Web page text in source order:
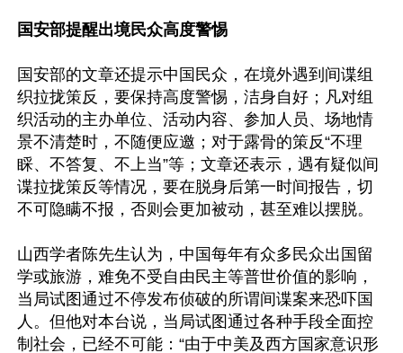
国安部提醒出境民众高度警惕
国安部的文章还提示中国民众，在境外遇到间谍组
织拉拢策反，要保持高度警惕，洁身自好；凡对组
织活动的主办单位、活动内容、参加人员、场地情
景不清楚时，不随便应邀；对于露骨的策反“不理
睬、不答复、不上当”等；文章还表示，遇有疑似间
谍拉拢策反等情况，要在脱身后第一时间报告，切
不可隐瞒不报，否则会更加被动，甚至难以摆脱。
山西学者陈先生认为，中国每年有众多民众出国留
学或旅游，难免不受自由民主等普世价值的影响，
当局试图通过不停发布侦破的所谓间谍案来恐吓国
人。但他对本台说，当局试图通过各种手段全面控
制社会，已经不可能：“由于中美及西方国家意识形